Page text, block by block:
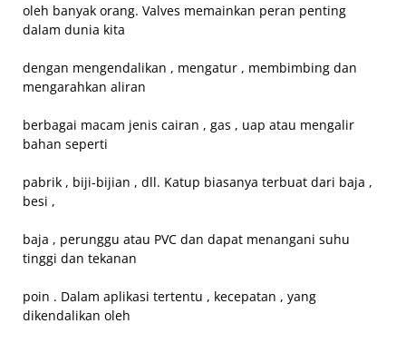
oleh banyak orang. Valves memainkan peran penting
dalam dunia kita
dengan mengendalikan , mengatur , membimbing dan
mengarahkan aliran
berbagai macam jenis cairan , gas , uap atau mengalir
bahan seperti
pabrik , biji-bijian , dll. Katup biasanya terbuat dari baja ,
besi ,
baja , perunggu atau PVC dan dapat menangani suhu
tinggi dan tekanan
poin . Dalam aplikasi tertentu , kecepatan , yang
dikendalikan oleh